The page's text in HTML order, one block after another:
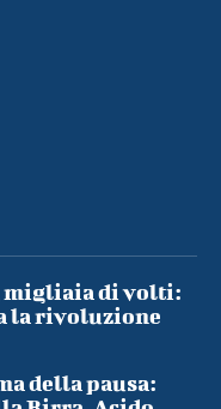
migliaia di volti:
la rivoluzione
della pausa: